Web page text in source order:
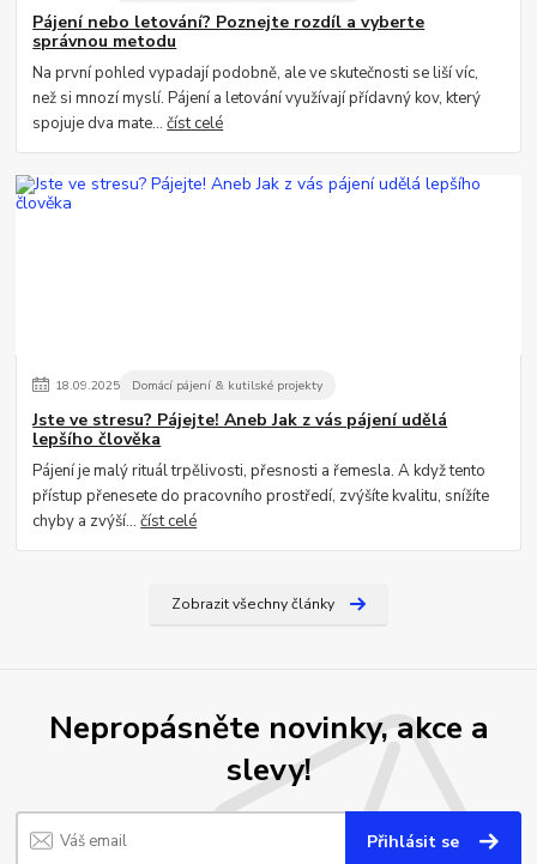
Pájení nebo letování? Poznejte rozdíl a vyberte
správnou metodu
Na první pohled vypadají podobně, ale ve skutečnosti se liší víc,
než si mnozí myslí. Pájení a letování využívají přídavný kov, který
spojuje dva mate...číst celé
18.09.2025 Domácí pájení & kutilské projekty
Jste ve stresu? Pájejte! Aneb Jak z vás pájení udělá
lepšího člověka
Pájení je malý rituál trpělivosti, přesnosti a řemesla. A když tento
přístup přenesete do pracovního prostředí, zvýšíte kvalitu, snížíte
chyby a zvýší...číst celé
Zobrazit všechny články
Nepropásněte novinky, akce a
slevy!
Přihlásit se